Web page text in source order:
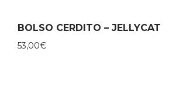
BOLSO CERDITO – JELLYCAT
53,00€